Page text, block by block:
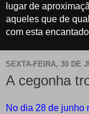
lugar de
aqueles que de
com esta
SEXTA-FEIRA, 30 DE
A cegonha
No dia 28 de junho